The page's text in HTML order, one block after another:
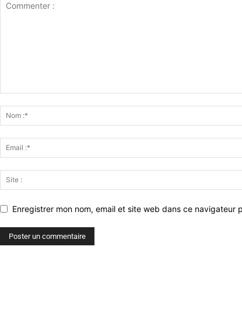
Enregistrer mon nom, email et site web dans ce navigateur